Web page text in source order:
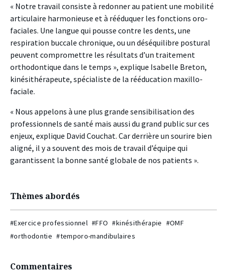
« Notre travail consiste à redonner au patient une mobilité
articulaire harmonieuse et à rééduquer les fonctions oro-
faciales. Une langue qui pousse contre les dents, une
respiration buccale chronique, ou un déséquilibre postural
peuvent compromettre les résultats d’un traitement
orthodontique dans le temps », explique Isabelle Breton,
kinésithérapeute, spécialiste de la rééducation maxillo-
faciale.
« Nous appelons à une plus grande sensibilisation des
professionnels de santé mais aussi du grand public sur ces
enjeux, explique David Couchat. Car derrière un sourire bien
aligné, il y a souvent des mois de travail d’équipe qui
garantissent la bonne santé globale de nos patients ».
Thèmes abordés
#Exercice professionnel #FFO #kinésithérapie #OMF
#orthodontie #temporo-mandibulaires
Commentaires